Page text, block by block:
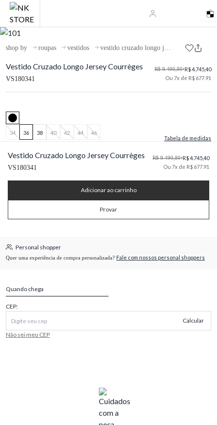
shop by roupas vestidos vestido cruzado longo jersey courrèges
Vestido Cruzado Longo Jersey Courrèges
VS180341
R$ 9.490,80•R$ 4.745,40
Ou 7x de R$ 677.91
34 36 38 40 42 44
46
Tabela de medidas
Vestido Cruzado Longo Jersey Courrèges
VS180341
R$ 9.490,80•R$ 4.745,40
Ou 7x de R$ 677.91
Adicionar ao carrinho
Provar
Personal shopper
Quer uma experiência de compra personalizada? Fale com nossos personal shoppers
Quando chega
CEP:
Calcular
Não sei meu CEP